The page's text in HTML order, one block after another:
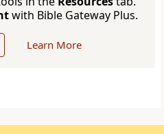
with Bible Gateway Plus.
Learn More